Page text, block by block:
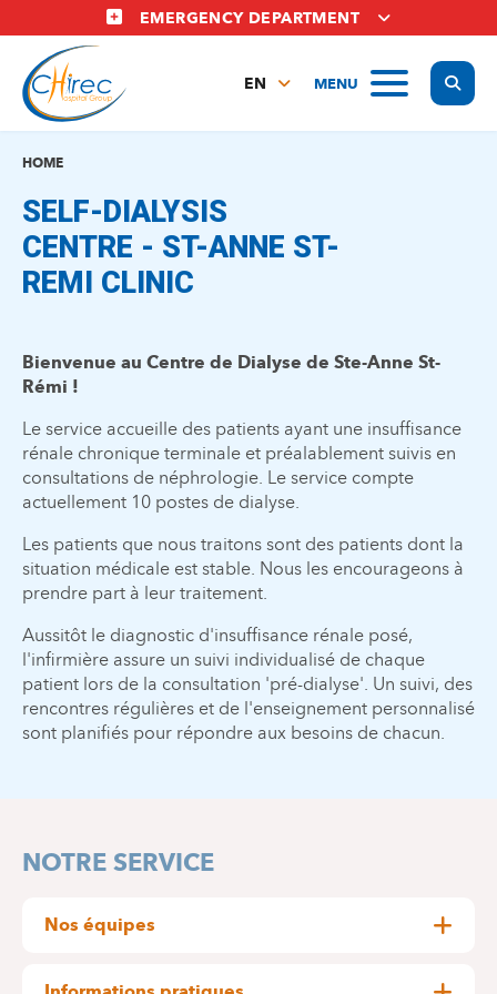
to
main
content
EMERGENCY DEPARTMENT
MENU
EN
HOME
SELF-DIALYSIS
CENTRE - ST-ANNE ST-
REMI CLINIC
Bienvenue au Centre de Dialyse de Ste-Anne St-
Rémi !
Le service accueille des patients ayant une insuffisance
rénale chronique terminale et préalablement suivis en
consultations de néphrologie. Le service compte
actuellement 10 postes de dialyse.
Les patients que nous traitons sont des patients dont la
situation médicale est stable. Nous les encourageons à
prendre part à leur traitement.
Aussitôt le diagnostic d'insuffisance rénale posé,
l'infirmière assure un suivi individualisé de chaque
patient lors de la consultation 'pré-dialyse'. Un suivi, des
rencontres régulières et de l'enseignement personnalisé
sont planifiés pour répondre aux besoins de chacun.
NOTRE SERVICE
Nos équipes